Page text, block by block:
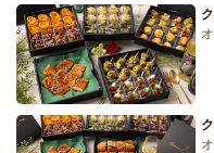
締切 3日前12時
※定休日を除く営業日換算
定休日 日
最低ご注文金額 15,000円